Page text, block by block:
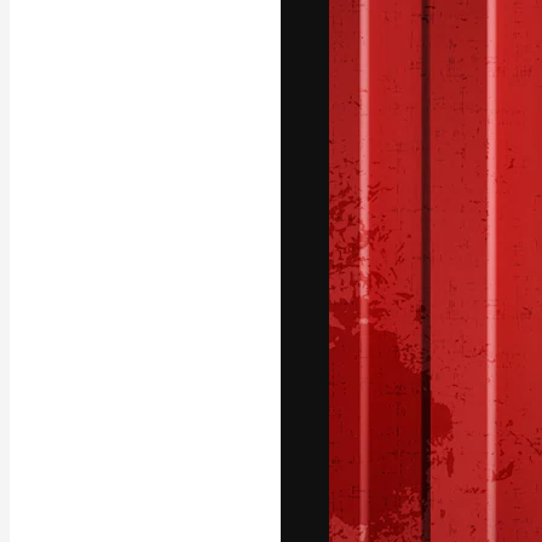
La plataforma
trabajo. Más
entre creativos,
Español
Copyright © 2010-